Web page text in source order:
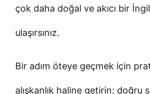
çok daha doğal ve akıcı bir
ulaşırsınız.
Bir adım öteye geçmek için
alışkanlık haline getirin; doğru